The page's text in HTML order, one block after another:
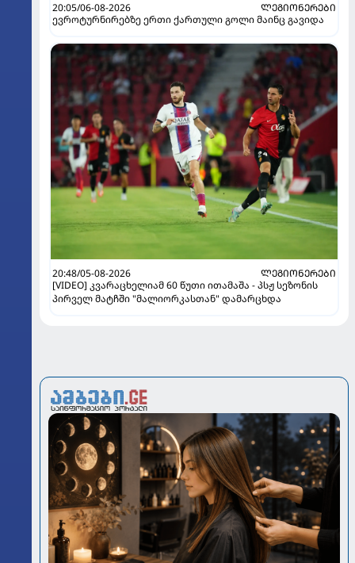
20:05/06-08-2026
ᲚᲔᲒᲘᲝᲜᲔᲠᲔᲑᲘ
ევროტურნირებზე ერთი ქართული გოლი მაინც გავიდა
20:48/05-08-2026
ᲚᲔᲒᲘᲝᲜᲔᲠᲔᲑᲘ
[VIDEO] კვარაცხელიამ 60 წუთი ითამაშა - პსჟ სეზონის
პირველ მატჩში "მალიორკასთან" დამარცხდა